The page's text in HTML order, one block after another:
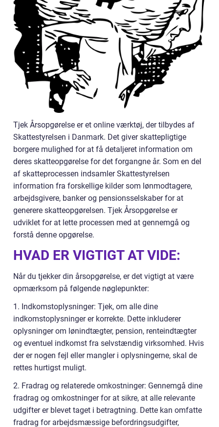
Tjek Årsopgørelse er et online værktøj, der tilbydes af
Skattestyrelsen i Danmark. Det giver skattepligtige
borgere mulighed for at få detaljeret information om
deres skatteopgørelse for det forgangne år. Som en del
af skatteprocessen indsamler Skattestyrelsen
information fra forskellige kilder som lønmodtagere,
arbejdsgivere, banker og pensionsselskaber for at
generere skatteopgørelsen. Tjek Årsopgørelse er
udviklet for at lette processen med at gennemgå og
forstå denne opgørelse.
HVAD ER VIGTIGT AT VIDE:
Når du tjekker din årsopgørelse, er det vigtigt at være
opmærksom på følgende nøglepunkter:
1. Indkomstoplysninger: Tjek, om alle dine
indkomstoplysninger er korrekte. Dette inkluderer
oplysninger om lønindtægter, pension, renteindtægter
og eventuel indkomst fra selvstændig virksomhed. Hvis
der er nogen fejl eller mangler i oplysningerne, skal de
rettes hurtigst muligt.
2. Fradrag og relaterede omkostninger: Gennemgå dine
fradrag og omkostninger for at sikre, at alle relevante
udgifter er blevet taget i betragtning. Dette kan omfatte
fradrag for arbejdsmæssige befordringsudgifter,